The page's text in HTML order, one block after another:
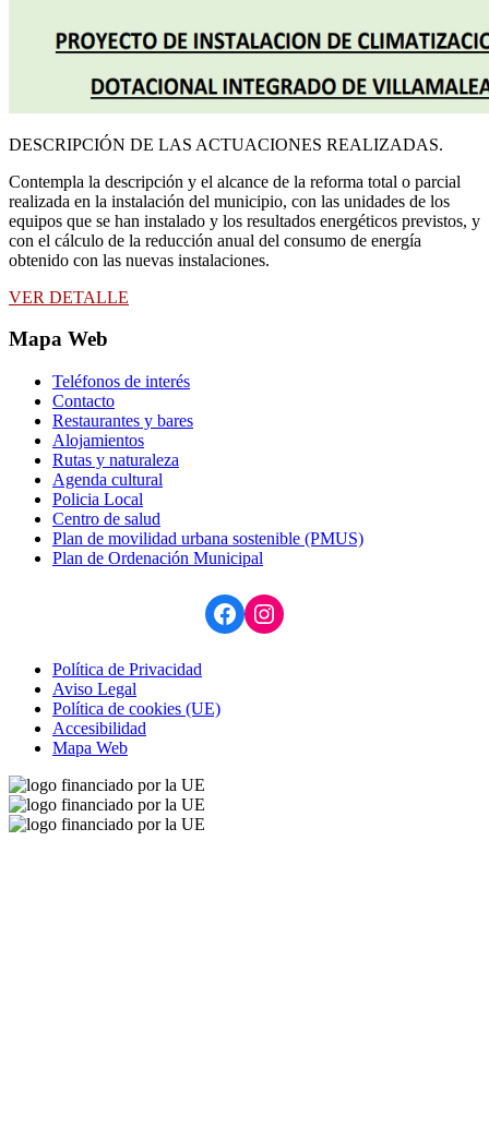
DESCRIPCIÓN DE LAS ACTUACIONES REALIZADAS.
Contempla la descripción y el alcance de la reforma total o parcial
realizada en la instalación del municipio, con las unidades de los
equipos que se han instalado y los resultados energéticos previstos, y
con el cálculo de la reducción anual del consumo de energía
obtenido con las nuevas instalaciones.
VER DETALLE
Mapa Web
Teléfonos de interés
Contacto
Restaurantes y bares
Alojamientos
Rutas y naturaleza
Agenda cultural
Policia Local
Centro de salud
Plan de movilidad urbana sostenible (PMUS)
Plan de Ordenación Municipal
FacebookInstagram
Política de Privacidad
Aviso Legal
Política de cookies (UE)
Accesibilidad
Mapa Web